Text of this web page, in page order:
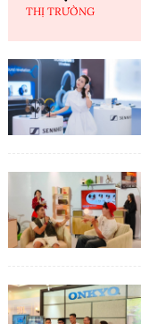
THỊ TRƯỜNG